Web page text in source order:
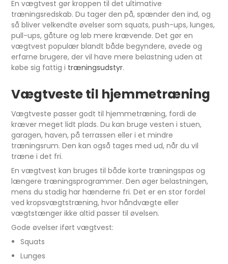
En vægtvest gør kroppen til det ultimative
træningsredskab. Du tager den på, spænder den ind, og
så bliver velkendte øvelser som squats, push-ups, lunges,
pull-ups, gåture og løb mere krævende. Det gør en
vægtvest populær blandt både begyndere, øvede og
erfarne brugere, der vil have mere belastning uden at
købe sig fattig i træningsudstyr.
Vægtveste til hjemmetræning
Vægtveste passer godt til hjemmetræning, fordi de
kræver meget lidt plads. Du kan bruge vesten i stuen,
garagen, haven, på terrassen eller i et mindre
træningsrum. Den kan også tages med ud, når du vil
træne i det fri.
En vægtvest kan bruges til både korte træningspas og
længere træningsprogrammer. Den øger belastningen,
mens du stadig har hænderne fri. Det er en stor fordel
ved kropsvægtstræning, hvor håndvægte eller
vægtstænger ikke altid passer til øvelsen.
Gode øvelser iført vægtvest:
Squats
Lunges